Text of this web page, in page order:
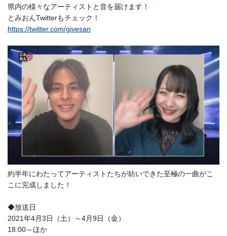
県内の様々なアーティストと音を届けます！
とみおんTwitterもチェック！
https://twitter.com/givesan
約半年にわたってアーティストたちが紡いできた至極の一曲がこ
こに完成しました！
◆放送日
2021年4月3日（土）～4月9日（金）
18:00～ほか